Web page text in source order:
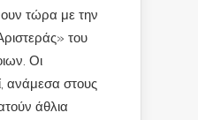
τώρα με την
του
Οι
ανάμεσα στους
άθλια